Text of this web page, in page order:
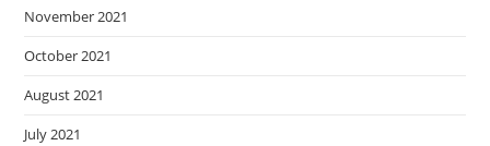
November 2021
October 2021
August 2021
July 2021